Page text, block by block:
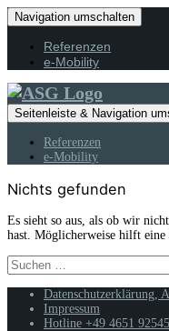
Navigation umschalten
Referenzen
e-Mobility
Seitenleiste & Navigation
Referenzen
e-Mobility
Nichts gefunden
Es sieht so aus, als ob wir
hast. Möglicherweise hilft eine
Suchen
nach:
Datenschutzerklärung,
Impressum
Hotline +49 4651